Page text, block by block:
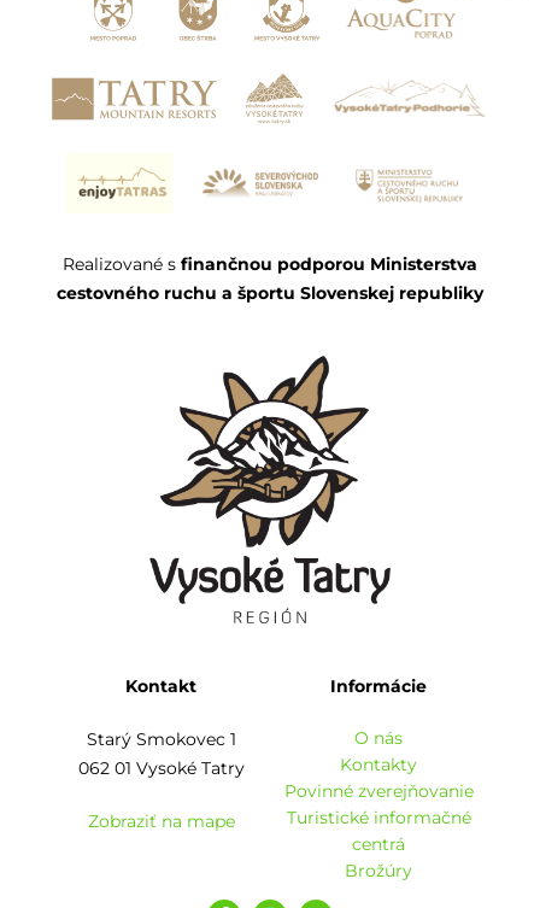
Realizované s finančnou podporou Ministerstva
cestovného ruchu a športu Slovenskej republiky
Kontakt
Starý Smokovec 1
062 01 Vysoké Tatry
Zobraziť na mape
Informácie
O nás
Kontakty
Povinné zverejňovanie
Turistické informačné
centrá
Brožúry